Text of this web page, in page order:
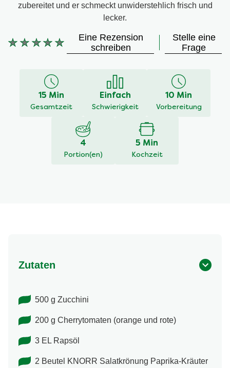
zubereitet und er schmeckt unwiderstehlich frisch und
lecker.
Keine
abgegeben
Eine Rezension
schreiben
Stelle eine
Frage
15 Min
Gesamtzeit
Einfach
Schwierigkeit
10 Min
Vorbereitung
4
Portion(en)
5 Min
Kochzeit
Zutaten
500 g Zucchini
200 g Cherrytomaten (orange und rote)
3 EL Rapsöl
2 Beutel KNORR Salatkrönung Paprika-​Kräuter